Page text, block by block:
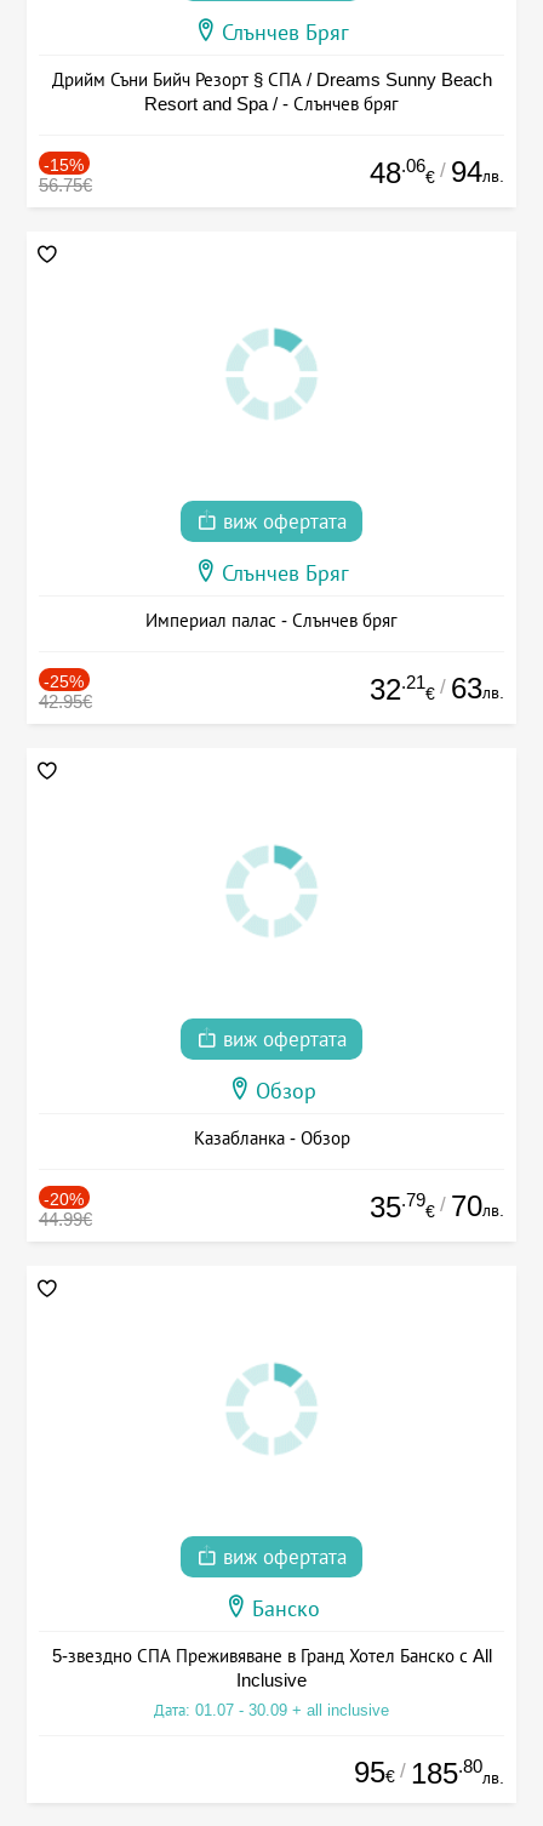
Слънчев Бряг
Дрийм Съни Бийч Резорт § СПА / Dreams Sunny Beach
Resort and Spa / - Слънчев бряг
-15%
56.75€ 48.06
€ / 94лв.
виж офертата
Слънчев Бряг
Империал палас - Слънчев бряг
-25%
42.95€ 32.21
€ / 63лв.
виж офертата
Обзор
Казабланка - Обзор
-20%
44.99€ 35.79
€ / 70лв.
виж офертата
Банско
5-звездно СПА Преживяване в Гранд Хотел Банско с All
Inclusive
Дата: 01.07 - 30.09 + all inclusive
95€ / 185.80
лв.